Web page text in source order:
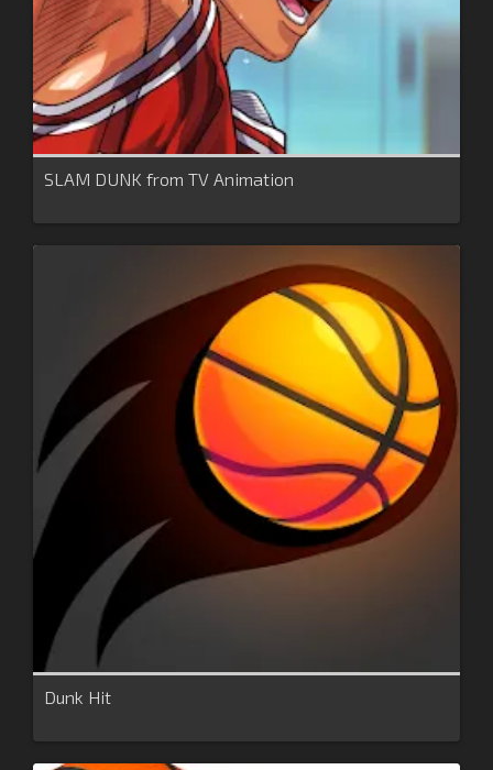
SLAM DUNK from TV Animation
Dunk Hit